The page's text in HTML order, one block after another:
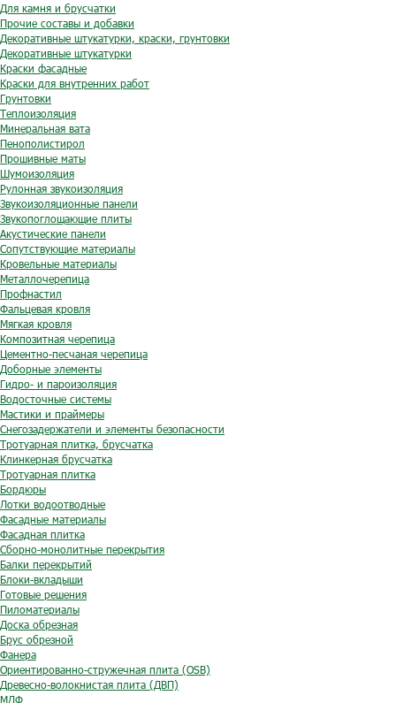
Для камня и брусчатки
Прочие составы и добавки
Декоративные штукатурки, краски, грунтовки
Декоративные штукатурки
Краски фасадные
Краски для внутренних работ
Грунтовки
Теплоизоляция
Минеральная вата
Пенополистирол
Прошивные маты
Шумоизоляция
Рулонная звукоизоляция
Звукоизоляционные панели
Звукопоглощающие плиты
Акустические панели
Сопутствующие материалы
Кровельные материалы
Металлочерепица
Профнастил
Фальцевая кровля
Мягкая кровля
Композитная черепица
Цементно-песчаная черепица
Доборные элементы
Гидро- и пароизоляция
Водосточные системы
Мастики и праймеры
Снегозадержатели и элементы безопасности
Тротуарная плитка, брусчатка
Клинкерная брусчатка
Тротуарная плитка
Бордюры
Лотки водоотводные
Фасадные материалы
Фасадная плитка
Сборно-монолитные перекрытия
Балки перекрытий
Блоки-вкладыши
Готовые решения
Пиломатериалы
Доска обрезная
Брус обрезной
Фанера
Ориентированно-стружечная плита (OSB)
Древесно-волокнистая плита (ДВП)
МДФ